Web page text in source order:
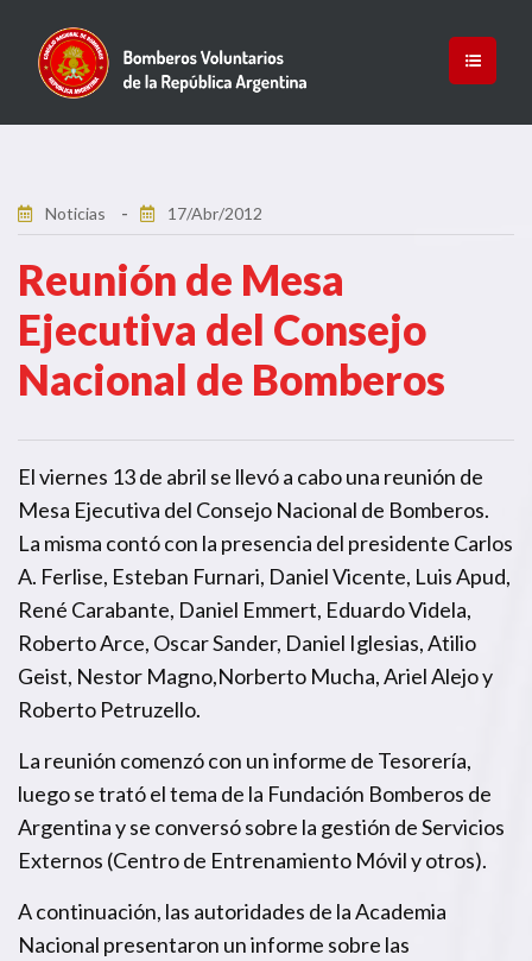
Noticias 17/Abr/2012
Reunión de Mesa
Ejecutiva del Consejo
Nacional de Bomberos
El viernes 13 de abril se llevó a cabo una reunión de
Mesa Ejecutiva del Consejo Nacional de Bomberos.
La misma contó con la presencia del presidente Carlos
A. Ferlise, Esteban Furnari, Daniel Vicente, Luis Apud,
René Carabante, Daniel Emmert, Eduardo Videla,
Roberto Arce, Oscar Sander, Daniel Iglesias, Atilio
Geist, Nestor Magno,Norberto Mucha, Ariel Alejo y
Roberto Petruzello.
La reunión comenzó con un informe de Tesorería,
luego se trató el tema de la Fundación Bomberos de
Argentina y se conversó sobre la gestión de Servicios
Externos (Centro de Entrenamiento Móvil y otros).
A continuación, las autoridades de la Academia
Nacional presentaron un informe sobre las